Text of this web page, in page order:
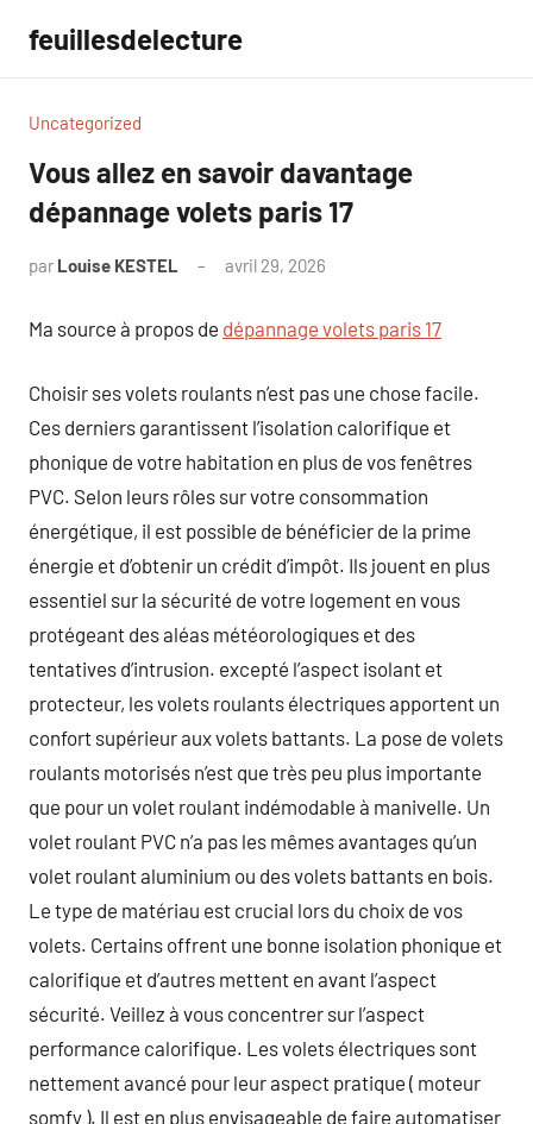
contenu
feuillesdelecture
Uncategorized
Vous allez en savoir davantage
dépannage volets paris 17
par Louise KESTEL avril 29, 2026
Ma source à propos de dépannage volets paris 17
Choisir ses volets roulants n’est pas une chose facile.
Ces derniers garantissent l’isolation calorifique et
phonique de votre habitation en plus de vos fenêtres
PVC. Selon leurs rôles sur votre consommation
énergétique, il est possible de bénéficier de la prime
énergie et d’obtenir un crédit d’impôt. Ils jouent en plus
essentiel sur la sécurité de votre logement en vous
protégeant des aléas météorologiques et des
tentatives d’intrusion. excepté l’aspect isolant et
protecteur, les volets roulants électriques apportent un
confort supérieur aux volets battants. La pose de volets
roulants motorisés n’est que très peu plus importante
que pour un volet roulant indémodable à manivelle. Un
volet roulant PVC n’a pas les mêmes avantages qu’un
volet roulant aluminium ou des volets battants en bois.
Le type de matériau est crucial lors du choix de vos
volets. Certains offrent une bonne isolation phonique et
calorifique et d’autres mettent en avant l’aspect
sécurité. Veillez à vous concentrer sur l’aspect
performance calorifique. Les volets électriques sont
nettement avancé pour leur aspect pratique ( moteur
somfy ). Il est en plus envisageable de faire automatiser